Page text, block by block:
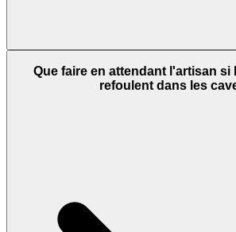
Que faire en attendant l'artisan si
refoulent dans les